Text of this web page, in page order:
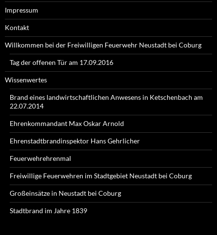
Impressum
Kontakt
Willkommen bei der Freiwilligen Feuerwehr Neustadt bei Coburg
Tag der offenen Tür am 17.09.2016
Wissenwertes
Brand eines landwirtschaftlichen Anwesens in Ketschenbach am
22.07.2014
Ehrenkommandant Max Oskar Arnold
Ehrenstadtbrandinspektor Hans Gehrlicher
Feuerwehrehrenmal
Freiwillige Feuerwehren im Stadtgebiet Neustadt bei Coburg
Großeinsätze in Neustadt bei Coburg
Stadtbrand im Jahre 1839